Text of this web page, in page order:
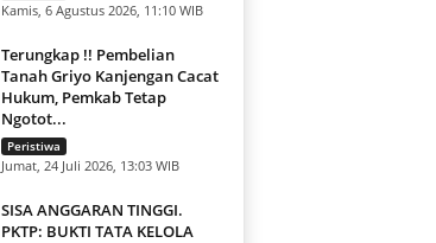
Kamis, 6 Agustus 2026, 11:10 WIB
Terungkap !! Pembelian
Tanah Griyo Kanjengan Cacat
Hukum, Pemkab Tetap
Ngotot...
Peristiwa
Jumat, 24 Juli 2026, 13:03 WIB
SISA ANGGARAN TINGGI.
PKTP: BUKTI TATA KELOLA